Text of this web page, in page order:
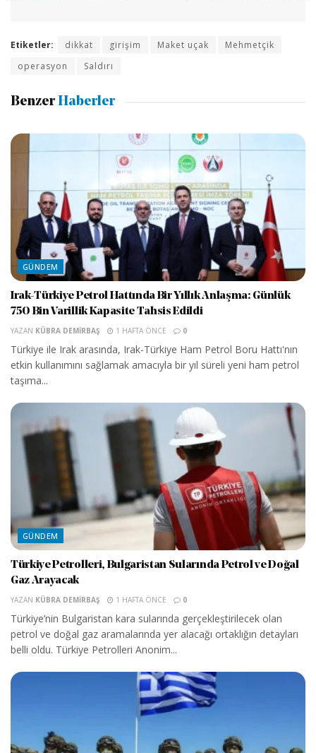
Etiketler: dikkat girişim Maket uçak
Mehmetçik
operasyon
Saldırı
Benzer Haberler
GÜNDEM
Irak-Türkiye Petrol Hattında Bir Yıllık Anlaşma: Günlük
750 Bin Varillik Kapasite Tahsis Edildi
YAZAN KÜBRA DEMIRBAŞ 1 HAFTA ÖNCE 0
Türkiye ile Irak arasında, Irak-Türkiye Ham Petrol Boru Hattı'nın
etkin kullanımını sağlamak amacıyla bir yıl süreli yeni ham petrol
taşıma...
GÜNDEM
Türkiye Petrolleri, Bulgaristan Sularında Petrol ve Doğal
Gaz Arayacak
YAZAN KÜBRA DEMIRBAŞ 1 HAFTA ÖNCE 0
Türkiye’nin Bulgaristan kara sularında gerçekleştirilecek olan
petrol ve doğal gaz aramalarında yer alacağı ortaklığın detayları
belli oldu. Türkiye Petrolleri Anonim...